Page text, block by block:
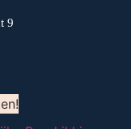
9